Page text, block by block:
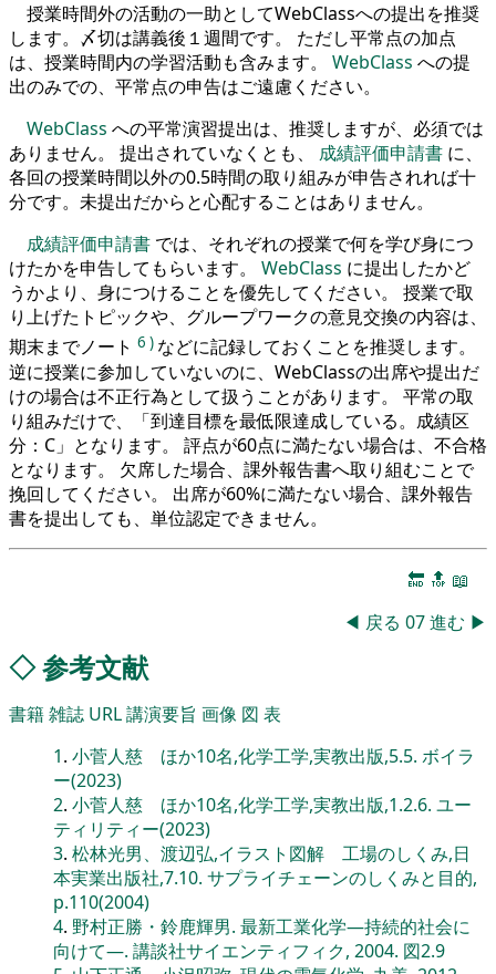
授業時間外の活動の一助としてWebClassへの提出を推奨
します。〆切は講義後１週間です。 ただし平常点の加点
は、授業時間内の学習活動も含みます。 WebClass への提
出のみでの、平常点の申告はご遠慮ください。
WebClass への平常演習提出は、推奨しますが、必須では
ありません。 提出されていなくとも、 成績評価申請書 に、
各回の授業時間以外の0.5時間の取り組みが申告されれば十
分です。未提出だからと心配することはありません。
成績評価申請書 では、それぞれの授業で何を学び身につ
けたかを申告してもらいます。 WebClass に提出したかど
うかより、身につけることを優先してください。 授業で取
り上げたトピックや、グループワークの意見交換の内容は、
期末までノート 6 ) などに記録しておくことを推奨します。
逆に授業に参加していないのに、WebClassの出席や提出だ
けの場合は不正行為として扱うことがあります。 平常の取
り組みだけで、「到達目標を最低限達成している。成績区
分：C」となります。 評点が60点に満たない場合は、不合格
となります。 欠席した場合、課外報告書へ取り組むことで
挽回してください。 出席が60%に満たない場合、課外報告
書を提出しても、単位認定できません。
🔚 🔝 📖
◀ 戻る 07進む ▶
◇参考文献
書籍雑誌 URL講演要旨 画像 図 表
1. 小菅人慈 ほか10名,化学工学,実教出版,5.5. ボイラ
ー(2023)
2. 小菅人慈 ほか10名,化学工学,実教出版,1.2.6. ユー
ティリティー(2023)
3. 松林光男、渡辺弘,イラスト図解 工場のしくみ,日
本実業出版社,7.10. サプライチェーンのしくみと目的,
p.110(2004)
4. 野村正勝・鈴鹿輝男. 最新工業化学―持続的社会に
向けて―. 講談社サイエンティフィク, 2004. 図2.9